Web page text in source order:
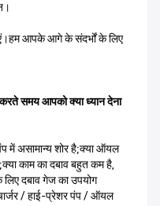
आपके आगे के संदर्भों के लिए
समय आपको क्या ध्यान देना
में असामान्य शोर है;क्या ऑयल
काम का दबाव बहुत कम है,
दबाव गेज का उपयोग
/ हाई-प्रेशर पंप / ऑयल